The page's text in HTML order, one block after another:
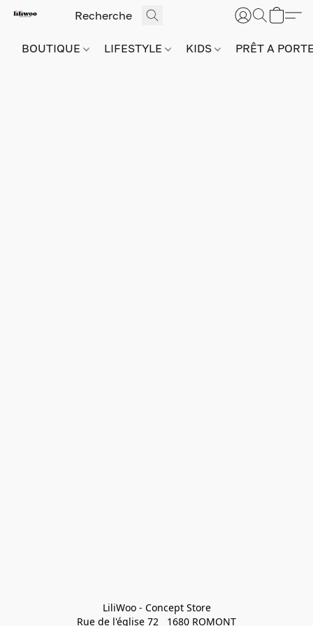
BOUTIQUE LIFESTYLE KIDS PRÊT A
LiliWoo - Concept Store
Rue de l'église 72   1680 ROMONT